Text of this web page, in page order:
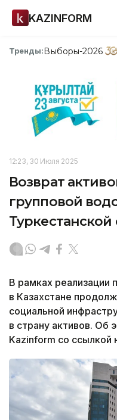
KAZINFORM
Тренды:Выборы-2026
12:23, 30 Июля 2025
Возврат
групповой
Туркестанской
В рамках реализации
в Казахстане
социальной
в страну активов. Об
Kazinform со ссылкой